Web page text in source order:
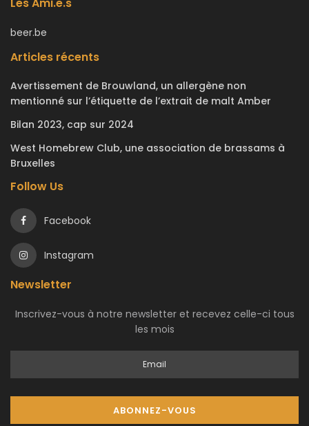
beer.be
Articles récents
Avertissement de Brouwland, un allergène non
mentionné sur l’étiquette de l’extrait de malt Amber
Bilan 2023, cap sur 2024
West Homebrew Club, une association de brassams à
Bruxelles
Follow Us
Facebook
Instagram
Newsletter
Inscrivez-vous à notre newsletter et recevez celle-ci tous
les mois